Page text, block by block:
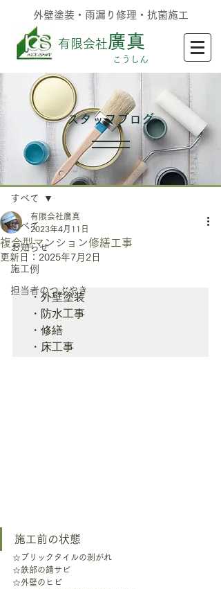
外壁塗装・雨漏り修理・抗菌施工
有限会社廣真
​こうしん
記事
すべて
お知らせ
施工例
担当者のつぶやき
すべて
複合型マンション修繕工事
有限会社廣真
2023年4月11日
更新日： 2025年7月2日
・外壁塗装
・防水工事
・修繕
・床工事
施工前の状態
☆ブリックタイルの剥がれ
☆鉄部の錆サビ
☆外壁のヒビ
​スタッフブログ